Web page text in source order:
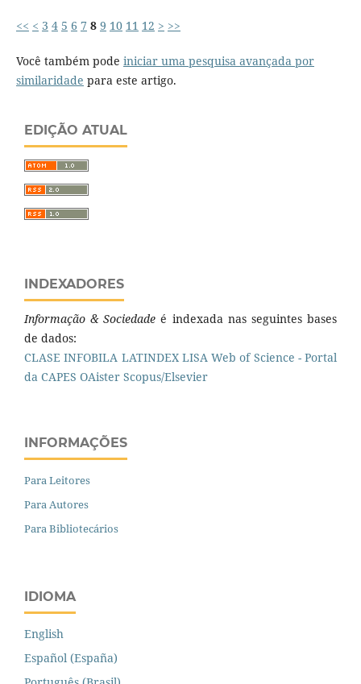
<< < 3 4 5 6 7 8 9 10 11 12 > >>
Você também pode iniciar uma pesquisa avançada por
similaridade para este artigo.
EDIÇÃO ATUAL
INDEXADORES
Informação & Sociedadeé indexada nas seguintes bases
de dados:
CLASE INFOBILA LATINDEX LISA Web of Science - Portal
da CAPES OAister Scopus/Elsevier
INFORMAÇÕES
Para Leitores
Para Autores
Para Bibliotecários
IDIOMA
English
Español (España)